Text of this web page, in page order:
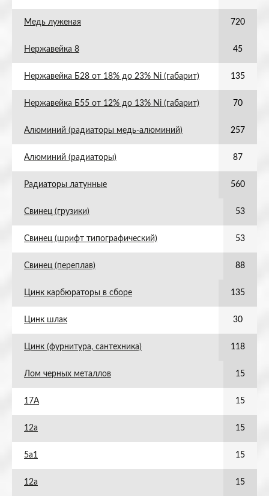
Медь луженая 720
Нержавейка 8 45
Нержавейка Б28 от 18% до 23% Ni (габарит) 135
Нержавейка Б55 от 12% до 13% Ni (габарит) 70
Алюминий (радиаторы медь-алюминий) 257
Алюминий (радиаторы) 87
Радиаторы латунные 560
Свинец (грузики) 53
Свинец (шрифт типографический) 53
Свинец (переплав) 88
Цинк карбюраторы в сборе 135
Цинк шлак 30
Цинк (фурнитура, сантехника) 118
Лом черных металлов 15
17А 15
12а 15
5а1 15
12а 15